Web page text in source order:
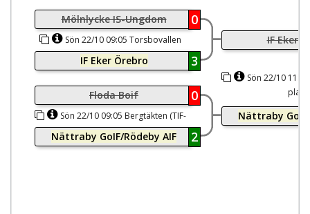
Mölnlycke IS-Ungdom 0
Sön 22/10 09:05 Torsbovallen
(TBIS-plan)
IF Eker Örebro 3
Floda Boif 0
Sön 22/10 09:05 Bergtäkten (TIF-
plan)
Nättraby GoIF/Rödeby AIF 2
IF Eker
Sön 22/10
plan)
Nättraby